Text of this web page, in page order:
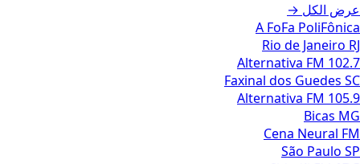
عرض الكل →
A FoFa PoliFônica
Rio de Janeiro RJ
Alternativa FM 102.7
Faxinal dos Guedes SC
Alternativa FM 105.9
Bicas MG
Cena Neural FM
São Paulo SP